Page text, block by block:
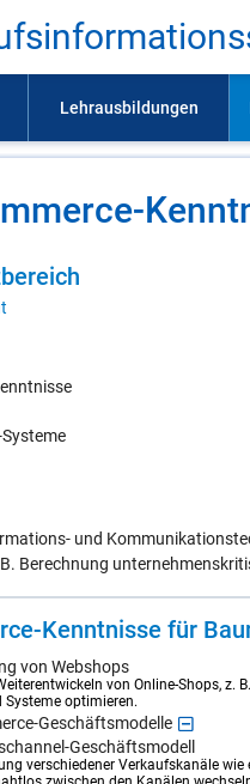
und
Berechnung
Kennt­nis­se für
von Webshops
von Online-Shops, z.
Systeme optimieren.
Geschäftsmodelle
Geschäftsmodell
verschiedener Verkaufskanäle